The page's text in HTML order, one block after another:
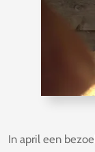
In april een